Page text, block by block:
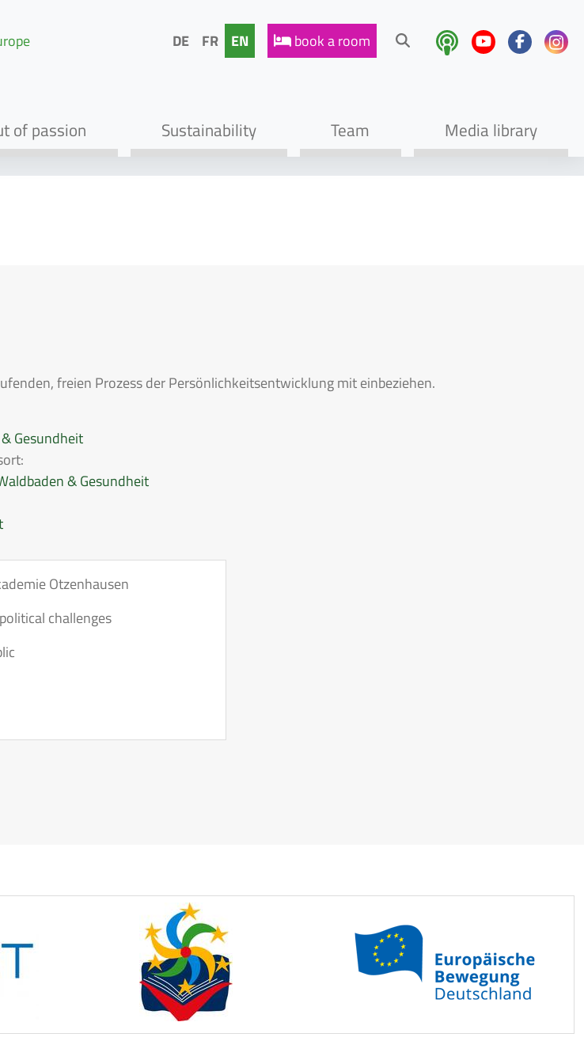
Zur Navigation springen
Zum Inhalt springen
DE FR EN book a room
of passion Sustainability Team Media library
freien Prozess der Persönlichkeitsentwicklung mit einbeziehen.
Gesundheit
& Gesundheit
Otzenhausen
challenges